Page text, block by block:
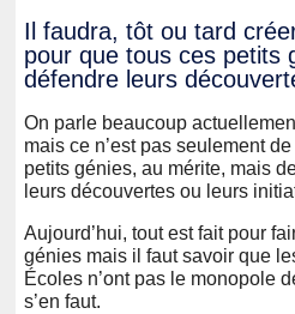
Il faudra, tôt ou tard
pour que tous ces petits
défendre leurs
On parle beaucoup
mais ce n’est pas seulement
petits génies, au mérite, mais
leurs découvertes ou leurs
Aujourd’hui, tout est fait pour
génies mais il faut savoir que
Écoles n’ont pas le monopole
s’en faut.